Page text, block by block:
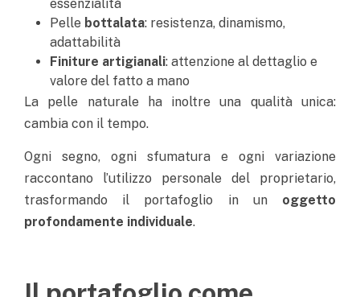
essenzialità
Pelle bottalata: resistenza, dinamismo,
adattabilità
Finiture artigianali: attenzione al dettaglio e
valore del fatto a mano
La pelle naturale ha inoltre una qualità unica:
cambia con il tempo.
Ogni segno, ogni sfumatura e ogni variazione
raccontano l’utilizzo personale del proprietario,
trasformando il portafoglio in un oggetto
profondamente individuale.